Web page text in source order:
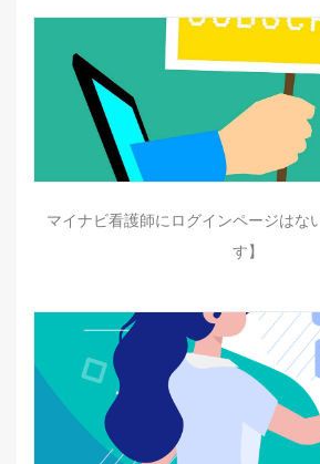
マイナビ看護師にログインページはな
す】